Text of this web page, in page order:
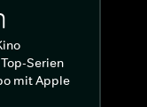
Serien
mit Apple